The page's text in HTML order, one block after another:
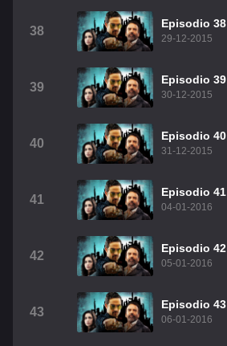
38
Episodio 38
29-12-2015
39
Episodio 39
30-12-2015
40
Episodio 40
31-12-2015
41
Episodio 41
04-01-2016
42
Episodio 42
05-01-2016
43
Episodio 43
06-01-2016